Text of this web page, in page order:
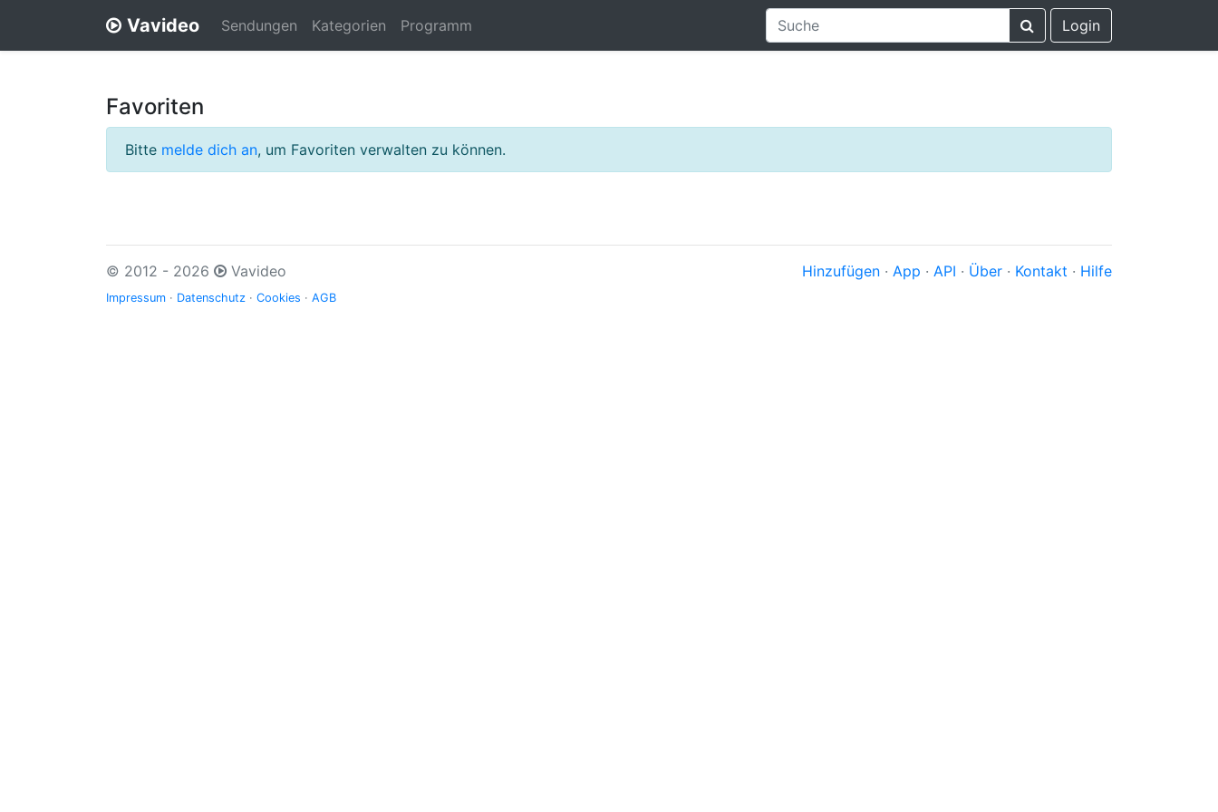
Vavideo Sendungen Kategorien Programm Login
Favoriten
Bitte melde dich an, um Favoriten verwalten zu können.
Hinzufügen · App · API · Über · Kontakt · Hilfe
© 2012 - 2026 Vavideo
Impressum · Datenschutz · Cookies · AGB